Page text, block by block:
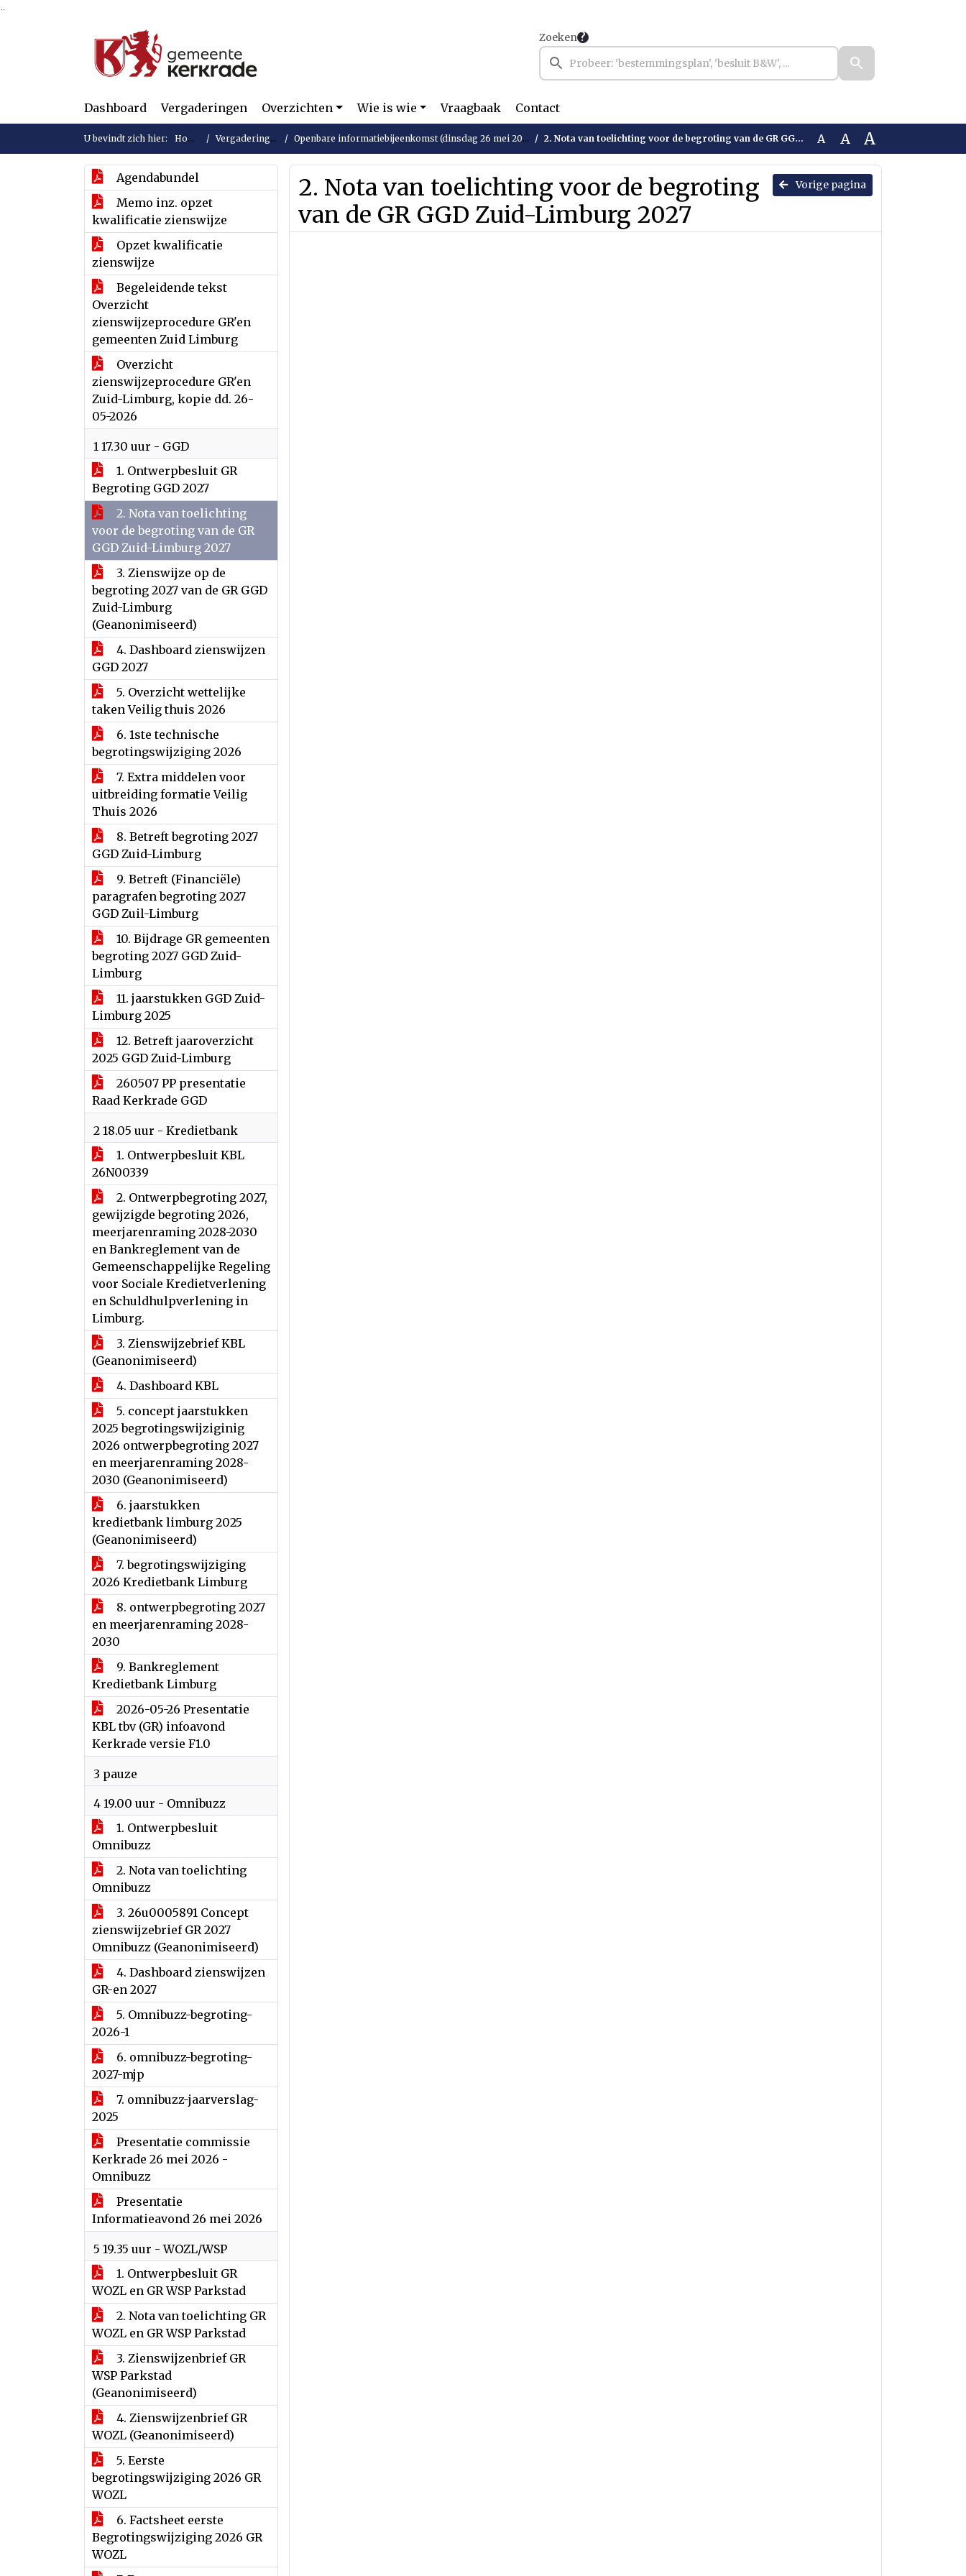
Zoeken
Dashboard Vergaderingen Overzichten Wie is wie Vraagbaak Contact
U bevindt zich hier: Home Vergaderingen Openbare informatiebijeenkomst (dinsdag 26 mei 2026) 2. Nota van toelichting voor de begroting van de GR GGD Zuid-Limburg 2027 A A A
Agendabundel
Memo inz. opzet
kwalificatie zienswijze
Opzet kwalificatie
zienswijze
Begeleidende tekst
Overzicht
zienswijzeprocedure GR'en
gemeenten Zuid Limburg
Overzicht
zienswijzeprocedure GR'en
Zuid-Limburg, kopie dd. 26-
05-2026
1 17.30 uur - GGD
1. Ontwerpbesluit GR
Begroting GGD 2027
2. Nota van toelichting
voor de begroting van de GR
GGD Zuid-Limburg 2027
3. Zienswijze op de
begroting 2027 van de GR GGD
Zuid-Limburg
(Geanonimiseerd)
4. Dashboard zienswijzen
GGD 2027
5. Overzicht wettelijke
taken Veilig thuis 2026
6. 1ste technische
begrotingswijziging 2026
7. Extra middelen voor
uitbreiding formatie Veilig
Thuis 2026
8. Betreft begroting 2027
GGD Zuid-Limburg
9. Betreft (Financiële)
paragrafen begroting 2027
GGD Zuil-Limburg
10. Bijdrage GR gemeenten
begroting 2027 GGD Zuid-
Limburg
11. jaarstukken GGD Zuid-
Limburg 2025
12. Betreft jaaroverzicht
2025 GGD Zuid-Limburg
260507 PP presentatie
Raad Kerkrade GGD
2 18.05 uur - Kredietbank
1. Ontwerpbesluit KBL
26N00339
2. Ontwerpbegroting 2027,
gewijzigde begroting 2026,
meerjarenraming 2028-2030
en Bankreglement van de
Gemeenschappelijke Regeling
voor Sociale Kredietverlening
en Schuldhulpverlening in
Limburg.
3. Zienswijzebrief KBL
(Geanonimiseerd)
4. Dashboard KBL
5. concept jaarstukken
2025 begrotingswijziginig
2026 ontwerpbegroting 2027
en meerjarenraming 2028-
2030 (Geanonimiseerd)
6. jaarstukken
kredietbank limburg 2025
(Geanonimiseerd)
7. begrotingswijziging
2026 Kredietbank Limburg
8. ontwerpbegroting 2027
en meerjarenraming 2028-
2030
9. Bankreglement
Kredietbank Limburg
2026-05-26 Presentatie
KBL tbv (GR) infoavond
Kerkrade versie F1.0
3 pauze
4 19.00 uur - Omnibuzz
1. Ontwerpbesluit
Omnibuzz
2. Nota van toelichting
Omnibuzz
3. 26u0005891 Concept
zienswijzebrief GR 2027
Omnibuzz (Geanonimiseerd)
4. Dashboard zienswijzen
GR-en 2027
5. Omnibuzz-begroting-
2026-1
6. omnibuzz-begroting-
2027-mjp
7. omnibuzz-jaarverslag-
2025
Presentatie commissie
Kerkrade 26 mei 2026 -
Omnibuzz
Presentatie
Informatieavond 26 mei 2026
5 19.35 uur - WOZL/WSP
1. Ontwerpbesluit GR
WOZL en GR WSP Parkstad
2. Nota van toelichting GR
WOZL en GR WSP Parkstad
3. Zienswijzenbrief GR
WSP Parkstad
(Geanonimiseerd)
4. Zienswijzenbrief GR
WOZL (Geanonimiseerd)
5. Eerste
begrotingswijziging 2026 GR
WOZL
6. Factsheet eerste
Begrotingswijziging 2026 GR
WOZL
Vorige pagina
2. Nota van toelichting voor de begroting
van de GR GGD Zuid-Limburg 2027